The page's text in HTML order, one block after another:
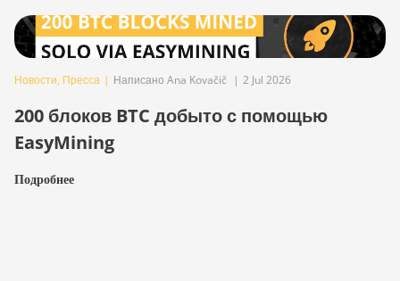
Новости, Пресса | Написано Ana Kovačič | 2 Jul 2026
200 блоков BTC добыто с помощью
EasyMining
Подробнее